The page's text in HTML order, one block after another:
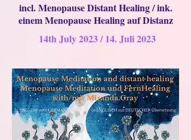
incl. Menopause Distant Healing / ink.
einem Menopause Healing auf Distanz
14th July 2023 / 14. Juli 2023